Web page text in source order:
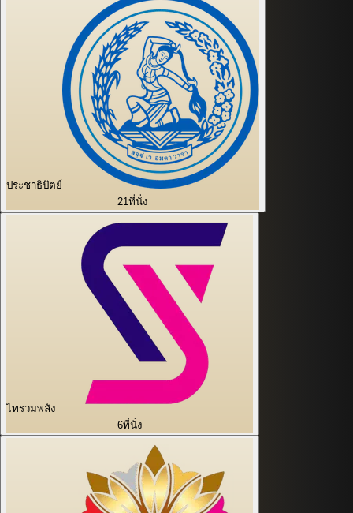
ประชาธิปัตย์
21ที่นั่ง
ไทรวมพลัง
6ที่นั่ง